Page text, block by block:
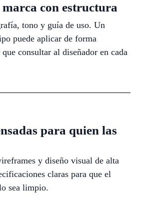
con estructura
tono y guía de uso. Un
puede aplicar de forma
consultar al diseñador en cada
para quien las
y diseño visual de alta
claras para que el
sea limpio.